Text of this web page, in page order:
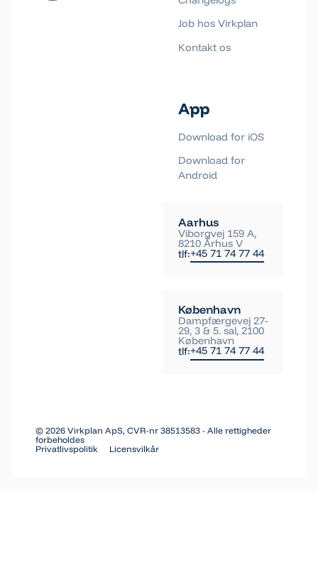
Job hos Virkplan
Kontakt os
App
Download for iOS
Download for
Android
Aarhus
Viborgvej 159 A,
8210 Århus V
tlf:+45 71 74 77 44
København
Dampfærgevej 27-
29, 3 & 5. sal, 2100
København
tlf:+45 71 74 77 44
©2026 Virkplan ApS, CVR-nr 38513583 - Alle rettigheder
forbeholdes
Privatlivspolitik
Licensvilkår